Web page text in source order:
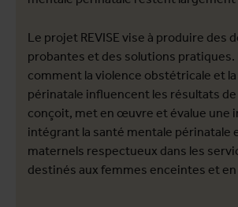
Le projet REVISE vise à produire des
probantes et des solutions pratiques.
comment la violence obstétricale et
périnatale influencent les résultats de
conçoit, met en œuvre et évalue une
intégrant la santé mentale périnatale
maternels respectueux dans les
destinés aux femmes enceintes et